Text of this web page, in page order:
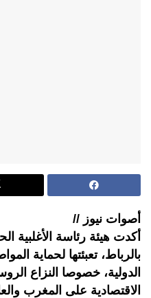
أصوات نيوز //
أكدت هيئة رئاسة الأغلبية
بالرباط، تعبئتها لحماية
الدولية، خصوصا النزاع
الاقتصادية على المغرب